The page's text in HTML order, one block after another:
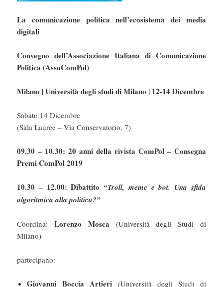
La comunicazione politica nell’ecosistema dei media
digitali
Convegno dell’Associazione Italiana di Comunicazione
Politica (AssoComPol)
Milano | Università degli studi di Milano | 12-14 Dicembre
Sabato 14 Dicembre
(Sala Lauree – Via Conservatorio, 7)
09.30 – 10.30: 20 anni della rivista ComPol – Consegna
Premi ComPol 2019
10.30 – 12.00: Dibattito“Troll, meme e bot. Una sfida
algoritmica alla politica?”
Coordina:Lorenzo Mosca (Università degli Studi di
Milano)
partecipano:
Giovanni Boccia Artieri (Università degli Studi di